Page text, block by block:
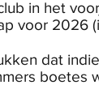
in het
voor 2026
dat
boetes